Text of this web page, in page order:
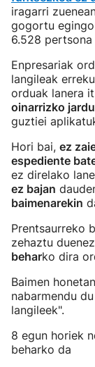
iragarri
gogortu
6.528
Enpresariak
langileak
orduak lanera
oinarrizko
guztiei
Hori bai, ez
espediente
ez direlako
ez bajan
baimenarekin
Prentsaurreko
zehaztu
beharko dira
Baimen
nabarmendu
langileek".
8 egun horiek
beharko da